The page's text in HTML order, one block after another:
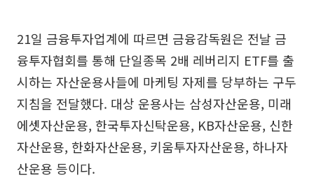
21일 금융투자업계에 따르면 금융감독원은 전날 금
융투자협회를 통해 단일종목 2배 레버리지 ETF를 출
시하는 자산운용사들에 마케팅 자제를 당부하는 구두
지침을 전달했다. 대상 운용사는 삼성자산운용, 미래
에셋자산운용, 한국투자신탁운용, KB자산운용, 신한
자산운용, 한화자산운용, 키움투자자산운용, 하나자
산운용 등이다.